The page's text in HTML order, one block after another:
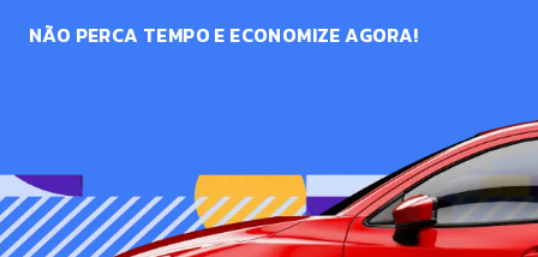
NÃO PERCA TEMPO E ECONOMIZE AGORA!